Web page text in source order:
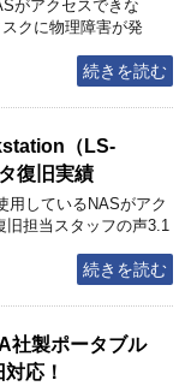
がアクセスできな
クに物理障害が発
続きを読む
（LS-
復旧実績
用しているNASがアク
旧担当スタッフの声3.1
続きを読む
社製ポータブル
応！